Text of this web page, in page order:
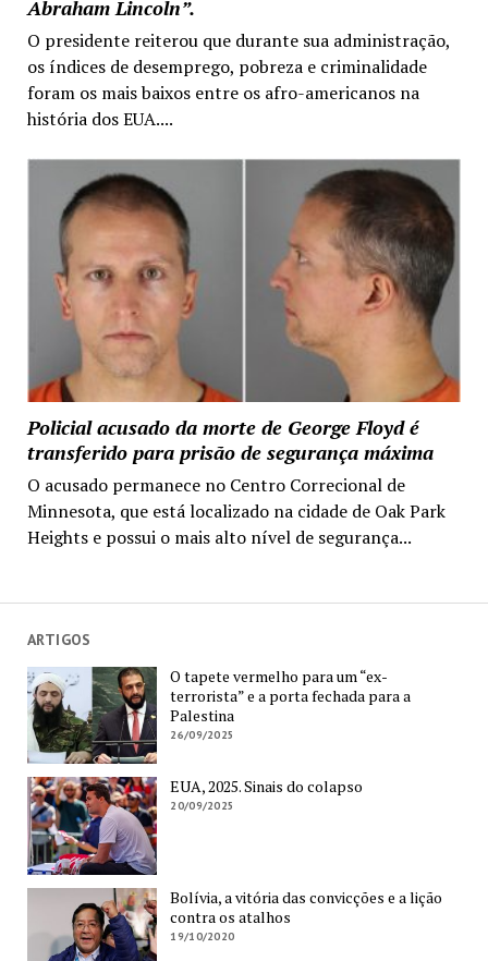
Abraham Lincoln”.
O presidente reiterou que durante sua administração,
os índices de desemprego, pobreza e criminalidade
foram os mais baixos entre os afro-americanos na
história dos EUA....
Policial acusado da morte de George Floyd é
transferido para prisão de segurança máxima
O acusado permanece no Centro Correcional de
Minnesota, que está localizado na cidade de Oak Park
Heights e possui o mais alto nível de segurança...
ARTIGOS
O tapete vermelho para um “ex-
terrorista” e a porta fechada para a
Palestina
26/09/2025
EUA, 2025. Sinais do colapso
20/09/2025
Bolívia, a vitória das convicções e a lição
contra os atalhos
19/10/2020